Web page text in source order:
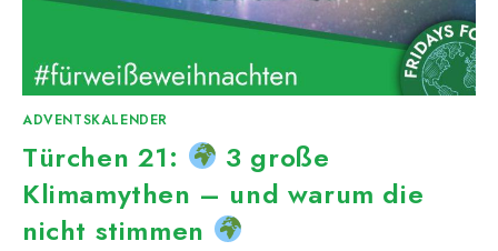
ADVENTSKALENDER
Türchen 21:
3 große
Klimamythen – und warum die
nicht stimmen